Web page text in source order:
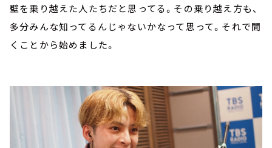
壁を乗り越えた人たちだと思ってる。その乗り越え方も、
多分みんな知ってるんじゃないかなって思って。それで聞
くことから始めました。